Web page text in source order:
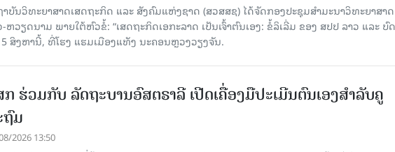
າບັນວິທະຍາສາດເສດຖະກິດ ແລະ ສັງຄົມແຫ່ງຊາດ (ສວສສຊ) ໄດ້ຈັດກອງປະຊຸມສຳມະນາວິທະຍາສາດ
-ຫວຽດນາມ ພາຍໃຕ້ຫົວຂໍ້: “ເສດຖະກິດເອກະລາດ ເປັນເຈົ້າຕົນເອງ: ຂໍ້ລິເລີ່ມ ຂອງ ສປປ ລາວ ແລະ ບົ
ສິງຫານີ້, ທີ່ໂຮງ ແຮມເມືອງແທັງ ນະຄອນຫຼວງວຽງຈັນ.
ຮ່ວມກັບ ລັດຖະບານອົສຕຣາລີ ເປີດເຄື່ອງມືປະເມີນຕົນເອງສຳລັບຄູ
ມ
2026 13:50